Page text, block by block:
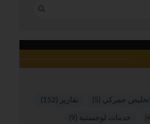
تخليص جمركي (5) تقارير (152)
خدمات لوجستية (9)